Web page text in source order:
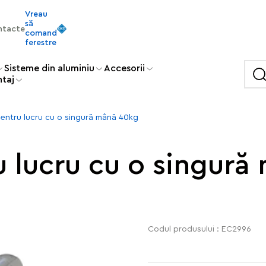
Vreau
să
comand
ferestre
Sisteme din aluminiu
Accesorii
lucru cu o singură mână 40kg
lucru cu o singură
Codul produsului : EC2996